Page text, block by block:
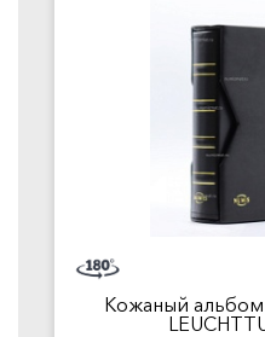
Кожаный альбом